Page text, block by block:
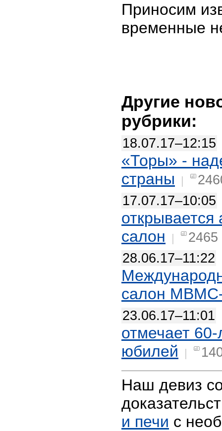
Приносим
временные
Другие
рубрики:
18.07.17–12:15
«Торы» -
страны |
17.07.17–10:05
открывается
салон |
2465
28.06.17–11:22
салон
23.06.17–11:01
отмечает
юбилей |
Наш девиз
и печи с